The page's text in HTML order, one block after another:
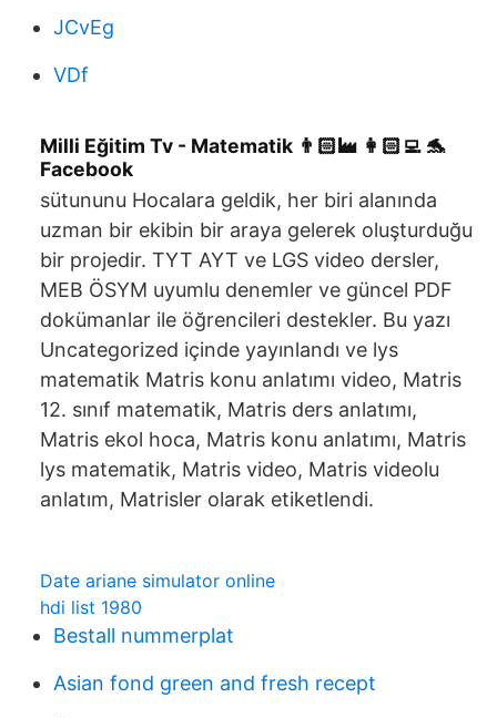
JCvEg
VDf
Milli Eğitim Tv - Matematik 👨🏻‍🏭 👩🏻‍💻 🐬
Facebook
sütununu Hocalara geldik, her biri alanında
uzman bir ekibin bir araya gelerek oluşturduğu
bir projedir. TYT AYT ve LGS video dersler,
MEB ÖSYM uyumlu denemler ve güncel PDF
dokümanlar ile öğrencileri destekler. Bu yazı
Uncategorized içinde yayınlandı ve lys
matematik Matris konu anlatımı video, Matris
12. sınıf matematik, Matris ders anlatımı,
Matris ekol hoca, Matris konu anlatımı, Matris
lys matematik, Matris video, Matris videolu
anlatım, Matrisler olarak etiketlendi.
Date ariane simulator online
hdi list 1980
Bestall nummerplat
Asian fond green and fresh recept